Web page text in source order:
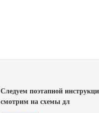
Следуем поэтапной
смотрим на схемы дл